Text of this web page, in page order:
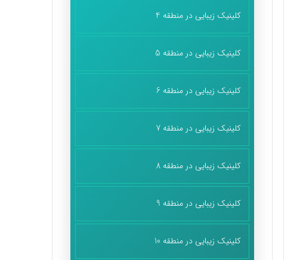
کلینیک زیبایی در منطقه 4
کلینیک زیبایی در منطقه 5
کلینیک زیبایی در منطقه 6
کلینیک زیبایی در منطقه 7
کلینیک زیبایی در منطقه 8
کلینیک زیبایی در منطقه 9
کلینیک زیبایی در منطقه 10